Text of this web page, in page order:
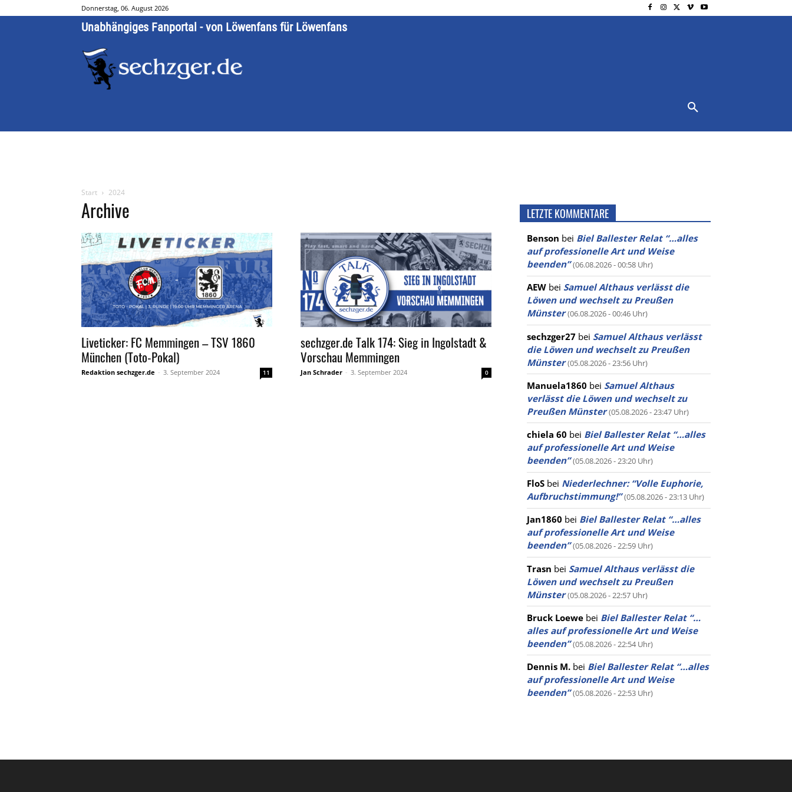
Donnerstag, 06. August 2026
Unabhängiges Fanportal - von Löwenfans für Löwenfans
Start 2024
Archive
Liveticker: FC Memmingen – TSV 1860
München (Toto-Pokal)
Redaktion sechzger.de - 3. September 2024 11
sechzger.de Talk 174: Sieg in Ingolstadt &
Vorschau Memmingen
Jan Schrader - 3. September 2024 0
LETZTE KOMMENTARE
Benson bei Biel Ballester Relat “…alles
auf professionelle Art und Weise
beenden” (06.08.2026 - 00:58 Uhr)
AEW bei Samuel Althaus verlässt die
Löwen und wechselt zu Preußen
Münster (06.08.2026 - 00:46 Uhr)
sechzger27 bei Samuel Althaus verlässt
die Löwen und wechselt zu Preußen
Münster (05.08.2026 - 23:56 Uhr)
Manuela1860 bei Samuel Althaus
verlässt die Löwen und wechselt zu
Preußen Münster (05.08.2026 - 23:47 Uhr)
chiela 60 bei Biel Ballester Relat “…alles
auf professionelle Art und Weise
beenden” (05.08.2026 - 23:20 Uhr)
FloS bei Niederlechner: “Volle Euphorie,
Aufbruchstimmung!” (05.08.2026 - 23:13 Uhr)
Jan1860 bei Biel Ballester Relat “…alles
auf professionelle Art und Weise
beenden” (05.08.2026 - 22:59 Uhr)
Trasn bei Samuel Althaus verlässt die
Löwen und wechselt zu Preußen
Münster (05.08.2026 - 22:57 Uhr)
Bruck Loewe bei Biel Ballester Relat “…
alles auf professionelle Art und Weise
beenden” (05.08.2026 - 22:54 Uhr)
Dennis M. bei Biel Ballester Relat “…alles
auf professionelle Art und Weise
beenden” (05.08.2026 - 22:53 Uhr)